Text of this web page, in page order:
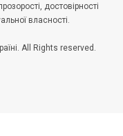
достовірності
власності.
All Rights reserved.